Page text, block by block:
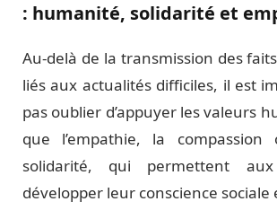
: humanité, solidarité et
Au-delà de la transmission des
liés aux actualités difficiles, il est
pas oublier d’appuyer les valeurs
que l’empathie, la
solidarité, qui permettent
développer leur conscience sociale